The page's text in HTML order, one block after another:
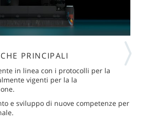
PRINCIPALI
in linea con i protocolli per la
vigenti per la la
e sviluppo di nuove competenze per